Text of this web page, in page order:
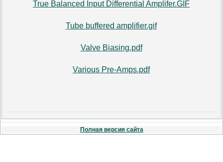
True Balanced Input Differential Amplifer.GIF
Tube buffered amplifier.gif
Valve Biasing.pdf
Various Pre-Amps.pdf
Полная версия сайта